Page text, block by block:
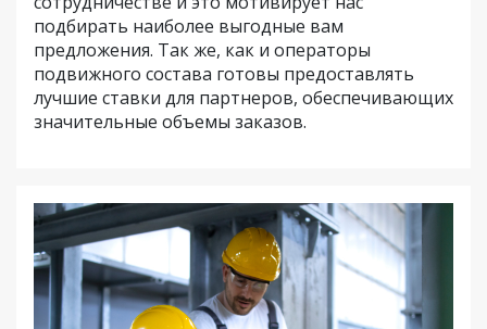
подбирать наиболее выгодные вам
предложения. Так же, как и операторы
подвижного состава готовы предоставлять
лучшие ставки для партнеров, обеспечивающих
значительные объемы заказов.